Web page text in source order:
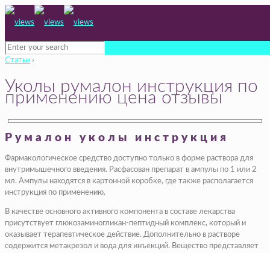
Статьи ›
Уколы румалон инструкция по
применению цена отзывы
Румалон уколы инструкция
Фармакологическое средство доступно только в форме раствора для
внутримышечного введения. Расфасован препарат в ампулы по 1 или 2
мл. Ампулы находятся в картонной коробке, где также располагается
инструкция по применению.
В качестве основного активного компонента в составе лекарства
присутствует глюкозаминогликан-пептидный комплекс, который и
оказывает терапевтическое действие. Дополнительно в растворе
содержится метакрезол и вода для инъекций. Вещество представляет